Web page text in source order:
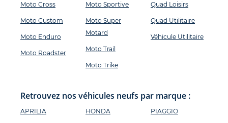
Moto Cross
Moto Custom
Moto Enduro
Moto Roadster
Moto Sportive
Moto Super
Motard
Moto Trail
Moto Trike
Quad Loisirs
Quad Utilitaire
Véhicule Utilitaire
Retrouvez nos véhicules neufs par marque :
APRILIA HONDA PIAGGIO